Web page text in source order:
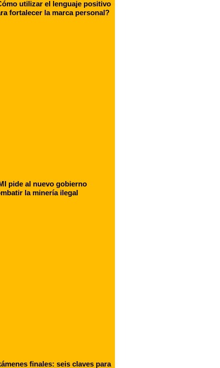
utilizar el lenguaje positivo
fortalecer la marca personal?
pide al nuevo gobierno
la minería ilegal
finales: seis claves para